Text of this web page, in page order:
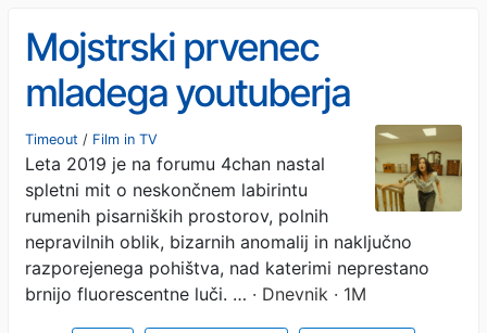
Mojstrski prvenec
mladega youtuberja
Timeout / Film in TV
Leta 2019 je na forumu 4chan nastal
spletni mit o neskončnem labirintu
rumenih pisarniških prostorov, polnih
nepravilnih oblik, bizarnih anomalij in naključno
razporejenega pohištva, nad katerimi neprestano
brnijo fluorescentne luči. … · Dnevnik · 1M